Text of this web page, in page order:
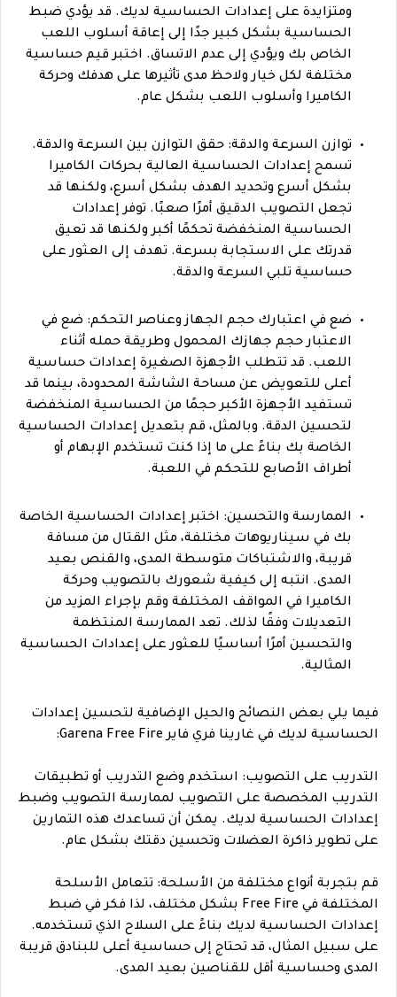
ومتزايدة على إعدادات الحساسية لديك. قد يؤدي ضبط
الحساسية بشكل كبير جدًا إلى إعاقة أسلوب اللعب
الخاص بك ويؤدي إلى عدم الاتساق. اختبر قيم حساسية
مختلفة لكل خيار ولاحظ مدى تأثيرها على هدفك وحركة
الكاميرا وأسلوب اللعب بشكل عام.
توازن السرعة والدقة: حقق التوازن بين السرعة والدقة.
تسمح إعدادات الحساسية العالية بحركات الكاميرا
بشكل أسرع وتحديد الهدف بشكل أسرع، ولكنها قد
تجعل التصويب الدقيق أمرًا صعبًا. توفر إعدادات
الحساسية المنخفضة تحكمًا أكبر ولكنها قد تعيق
قدرتك على الاستجابة بسرعة. تهدف إلى العثور على
حساسية تلبي السرعة والدقة.
ضع في اعتبارك حجم الجهاز وعناصر التحكم: ضع في
الاعتبار حجم جهازك المحمول وطريقة حمله أثناء
اللعب. قد تتطلب الأجهزة الصغيرة إعدادات حساسية
أعلى للتعويض عن مساحة الشاشة المحدودة، بينما قد
تستفيد الأجهزة الأكبر حجمًا من الحساسية المنخفضة
لتحسين الدقة. وبالمثل، قم بتعديل إعدادات الحساسية
الخاصة بك بناءً على ما إذا كنت تستخدم الإبهام أو
أطراف الأصابع للتحكم في اللعبة.
الممارسة والتحسين: اختبر إعدادات الحساسية الخاصة
بك في سيناريوهات مختلفة، مثل القتال من مسافة
قريبة، والاشتباكات متوسطة المدى، والقنص بعيد
المدى. انتبه إلى كيفية شعورك بالتصويب وحركة
الكاميرا في المواقف المختلفة وقم بإجراء المزيد من
التعديلات وفقًا لذلك. تعد الممارسة المنتظمة
والتحسين أمرًا أساسيًا للعثور على إعدادات الحساسية
المثالية.
فيما يلي بعض النصائح والحيل الإضافية لتحسين إعدادات
الحساسية لديك في غارينا فري فاير Garena Free Fire:
التدريب على التصويب: استخدم وضع التدريب أو تطبيقات
التدريب المخصصة على التصويب لممارسة التصويب وضبط
إعدادات الحساسية لديك. يمكن أن تساعدك هذه التمارين
على تطوير ذاكرة العضلات وتحسين دقتك بشكل عام.
قم بتجربة أنواع مختلفة من الأسلحة: تتعامل الأسلحة
المختلفة في Free Fire بشكل مختلف، لذا فكر في ضبط
إعدادات الحساسية لديك بناءً على السلاح الذي تستخدمه.
على سبيل المثال، قد تحتاج إلى حساسية أعلى للبنادق قريبة
المدى وحساسية أقل للقناصين بعيد المدى.